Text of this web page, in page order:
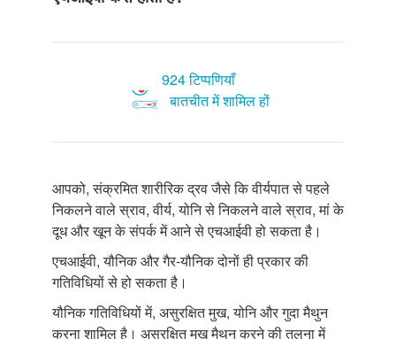
924 टिप्पणियाँ
बातचीत में शामिल हों
आपको, संक्रमित शारीरिक द्रव जैसे कि वीर्यपात से पहले
निकलने वाले स्राव, वीर्य, योनि से निकलने वाले स्राव, मां के
दूध और खून के संपर्क में आने से एचआईवी हो सकता है।
एचआईवी, यौनिक और गैर-यौनिक दोनों ही प्रकार की
गतिविधियों से हो सकता है।
यौनिक गतिविधियों में, असुरक्षित मुख, योनि और गुदा मैथुन
करना शामिल है। असुरक्षित मुख मैथुन करने की तुलना में